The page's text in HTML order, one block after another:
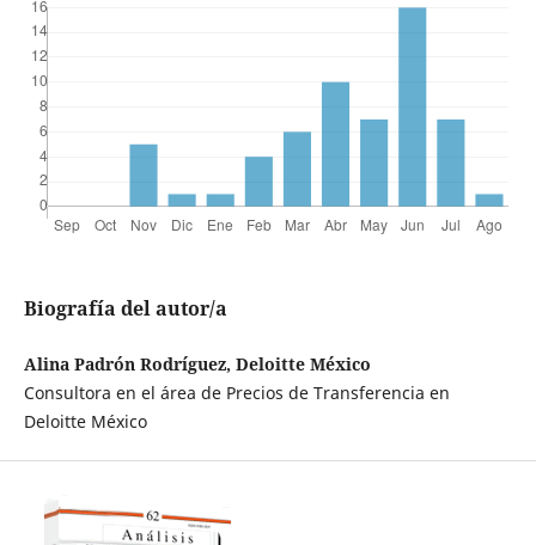
Biografía del autor/a
Alina Padrón Rodríguez, Deloitte México
Consultora en el área de Precios de Transferencia en
Deloitte México